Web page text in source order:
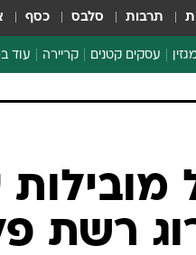
תרבות סלבס כסף
עסקים קטנים קריירה עוד
ספורט
רשת